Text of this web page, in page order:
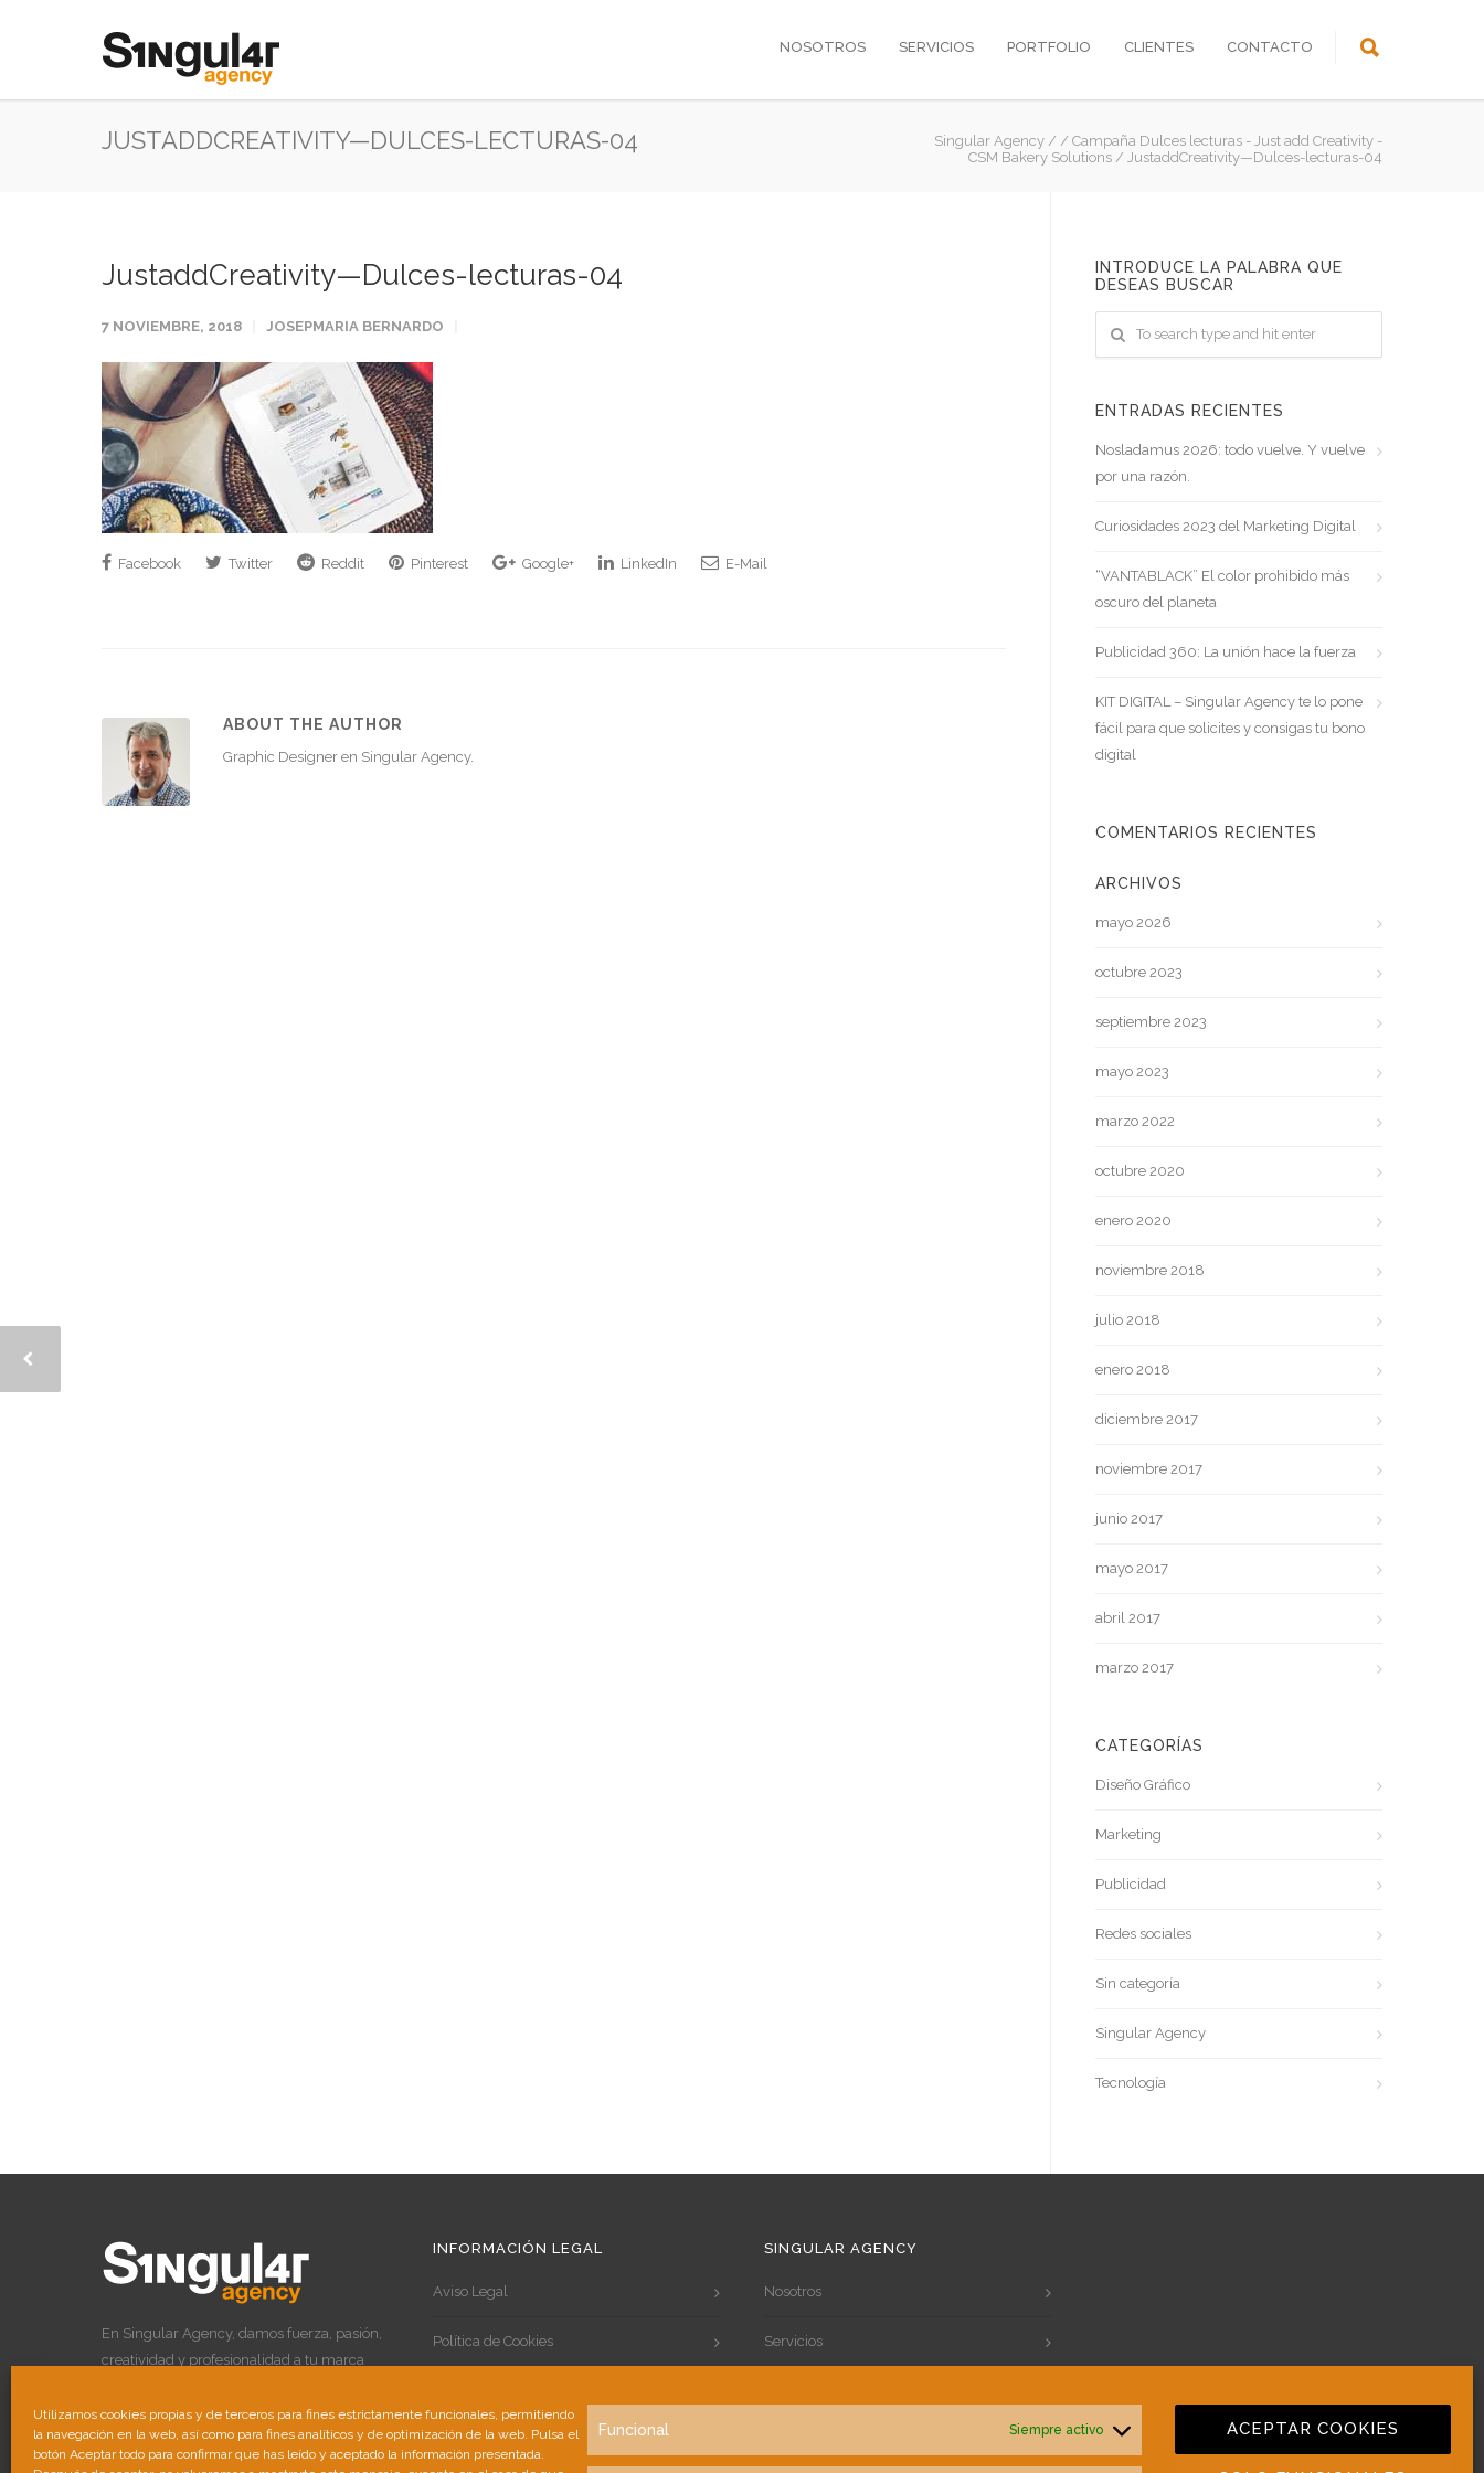
Utilizamos cookies propias y de terceros para fines estrictamente funcionales, permitiendo
la navegación en la web, así como para fines analíticos y de optimización de la web. Pulsa el
botón Aceptar todo para confirmar que has leído y aceptado la información presentada.
Funcional Siempre activo ACEPTAR COOKIES
NOSOTROS SERVICIOS PORTFOLIO CLIENTES CONTACTO
JUSTADDCREATIVITY—DULCES-LECTURAS-04 Singular Agency / / Campaña Dulces lecturas - Just add Creativity -
CSM Bakery Solutions / JustaddCreativity—Dulces-lecturas-04
JustaddCreativity—Dulces-lecturas-04
7 NOVIEMBRE, 2018 JOSEPMARIA BERNARDO
Facebook Twitter Reddit Pinterest Google+ LinkedIn E-Mail
ABOUT THE AUTHOR
Graphic Designer en Singular Agency.
INTRODUCE LA PALABRA QUE
DESEAS BUSCAR
ENTRADAS RECIENTES
Nosladamus 2026: todo vuelve. Y vuelve
por una razón.
Curiosidades 2023 del Marketing Digital
“VANTABLACK” El color prohibido más
oscuro del planeta
Publicidad 360: La unión hace la fuerza
KIT DIGITAL – Singular Agency te lo pone
fácil para que solicites y consigas tu bono
digital
COMENTARIOS RECIENTES
ARCHIVOS
mayo 2026
octubre 2023
septiembre 2023
mayo 2023
marzo 2022
octubre 2020
enero 2020
noviembre 2018
julio 2018
enero 2018
diciembre 2017
noviembre 2017
junio 2017
mayo 2017
abril 2017
marzo 2017
CATEGORÍAS
Diseño Gráfico
Marketing
Publicidad
Redes sociales
Sin categoría
Singular Agency
Tecnología
En Singular Agency, damos fuerza, pasión,
creatividad y profesionalidad a tu marca
INFORMACIÓN LEGAL
Aviso Legal
Política de Cookies
SINGULAR AGENCY
Nosotros
Servicios